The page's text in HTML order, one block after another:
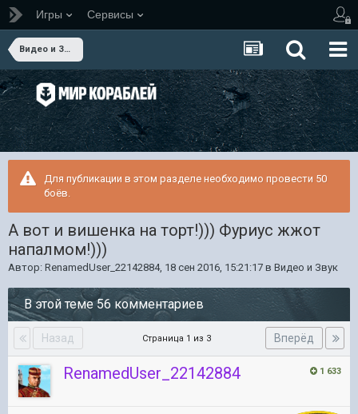
Игры Сервисы
Видео и Звук
Для публикации в этом разделе необходимо провести 50
боёв.
А вот и вишенка на торт!))) Фуриус жжот
напалмом!)))
Автор: RenamedUser_22142884, 18 сен 2016, 15:21:17 в Видео и Звук
В этой теме 56 комментариев
Назад Вперёд
Страница 1 из 3
1 633
RenamedUser_22142884